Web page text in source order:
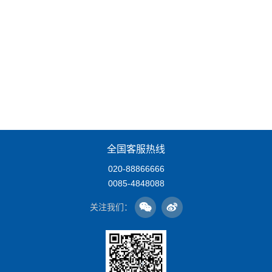
全国客服热线
020-88866666
0085-4848088
关注我们：